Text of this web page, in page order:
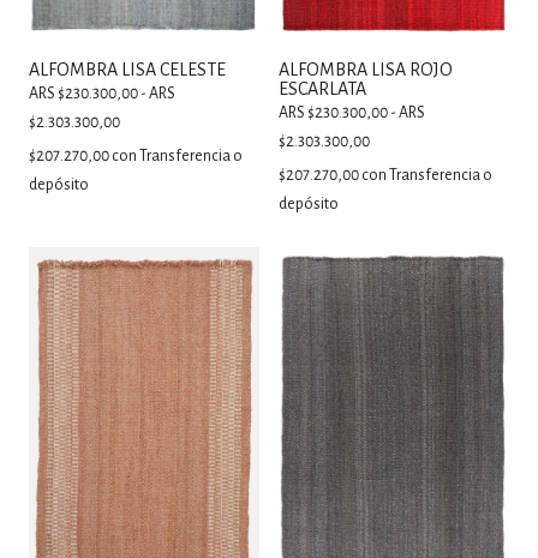
ALFOMBRA LISA CELESTE
ARS $230.300,00 - ARS
$2.303.300,00
$207.270,00 con
Transferencia o
depósito
ALFOMBRA LISA ROJO
ESCARLATA
ARS $230.300,00 - ARS
$2.303.300,00
$207.270,00 con
Transferencia o
depósito